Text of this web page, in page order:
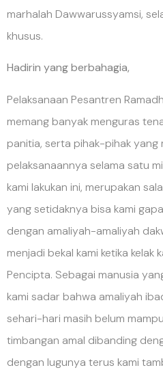
marhalah Dawwarussyamsi,
khusus.
Hadirin yang berbahagia,
Pelaksanaan Pesantren
memang banyak menguras
panitia, serta pihak-pihak yang
pelaksanaannya selama satu
kami lakukan ini, merupakan
yang setidaknya bisa kami
dengan amaliyah-amaliyah
menjadi bekal kami ketika kelak
Pencipta. Sebagai manusia
kami sadar bahwa amaliyah
sehari-hari masih belum
timbangan amal dibanding
dengan lugunya terus kami